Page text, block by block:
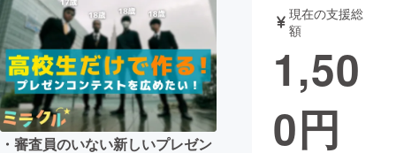
アート・写真 音楽
テクノロジー・ガジェット ゲーム・サ
映像・映画 書籍・雑誌
・審査員のいない新しいプレゼン
現在の支援総
額
1,50
0円